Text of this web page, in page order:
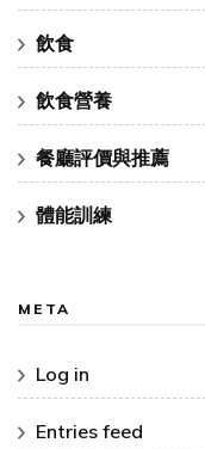
飲食
飲食營養
餐廳評價與推薦
體能訓練
META
Log in
Entries feed